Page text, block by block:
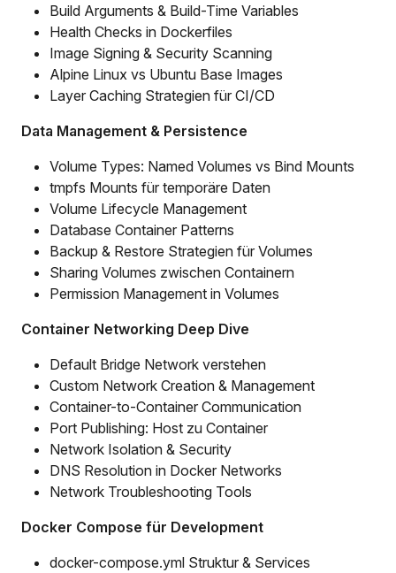
Build Arguments & Build-Time Variables
Health Checks in Dockerfiles
Image Signing & Security Scanning
Alpine Linux vs Ubuntu Base Images
Layer Caching Strategien für CI/CD
Data Management & Persistence
Volume Types: Named Volumes vs Bind Mounts
tmpfs Mounts für temporäre Daten
Volume Lifecycle Management
Database Container Patterns
Backup & Restore Strategien für Volumes
Sharing Volumes zwischen Containern
Permission Management in Volumes
Container Networking Deep Dive
Default Bridge Network verstehen
Custom Network Creation & Management
Container-to-Container Communication
Port Publishing: Host zu Container
Network Isolation & Security
DNS Resolution in Docker Networks
Network Troubleshooting Tools
Docker Compose für Development
docker-compose.yml Struktur & Services